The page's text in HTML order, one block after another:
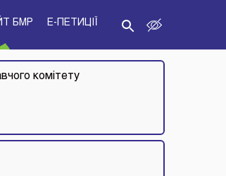
БМР E-ПЕТИЦІЇ
комітету